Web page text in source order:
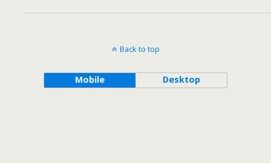
Back to top
Mobile Desktop